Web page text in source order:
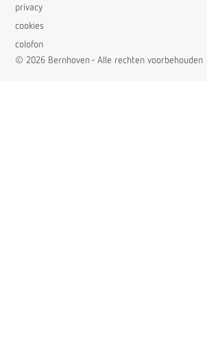
privacy
cookies
colofon
© 2026 Bernhoven - Alle rechten voorbehouden